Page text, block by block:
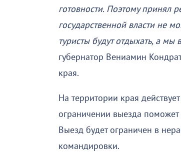
готовности. Поэтому принял
государственной власти не
туристы будут отдыхать, а мы
губернатор Вениамин
края.
На территории края
ограничении выезда поможет
Выезд будет ограничен в
командировки.